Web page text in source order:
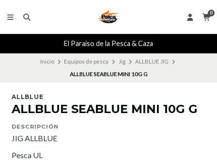
0
El Paraiso de la Pesca & Caza
Inicio Equipos de pesca Jig
ALLBLUE JIG
ALLBLUE SEABLUE MINI 10G G
ALLBLUE
ALLBLUE SEABLUE MINI 10G G
DESCRIPCIÓN
JIG ALLBLUE
Pesca UL